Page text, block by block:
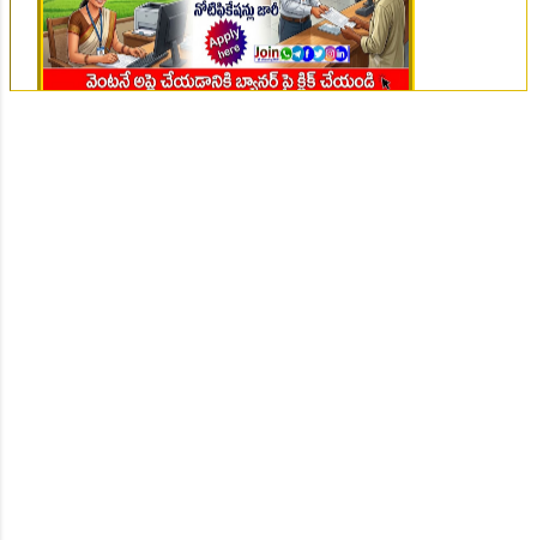
👆Online Applications Ends on 07-August-2026